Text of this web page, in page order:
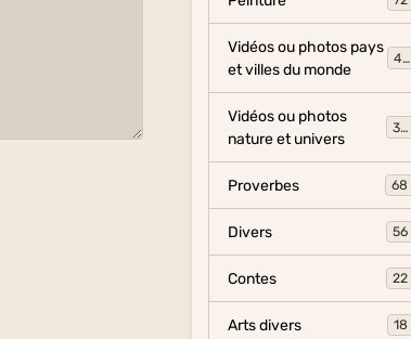
Vidéos ou photos pays
et villes du monde
454
Vidéos ou photos
nature et univers
325
Proverbes 68
Divers 56
Contes 22
Arts divers 18